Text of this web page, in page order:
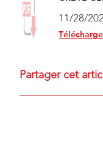
11/28/
Partager cet